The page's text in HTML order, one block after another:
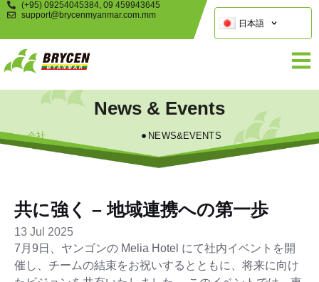
(+95) 09254045384, 09 459943645
support@brycenmyanmar.com.mm
日本語
News & Events
会社 NEWS&EVENTS
共に強く – 地域連携への第一歩
13 Jul 2025
7月9日、ヤンゴンの Melia Hotel にて社内イベントを開
催し、チームの結束をお祝いするとともに、将来に向け